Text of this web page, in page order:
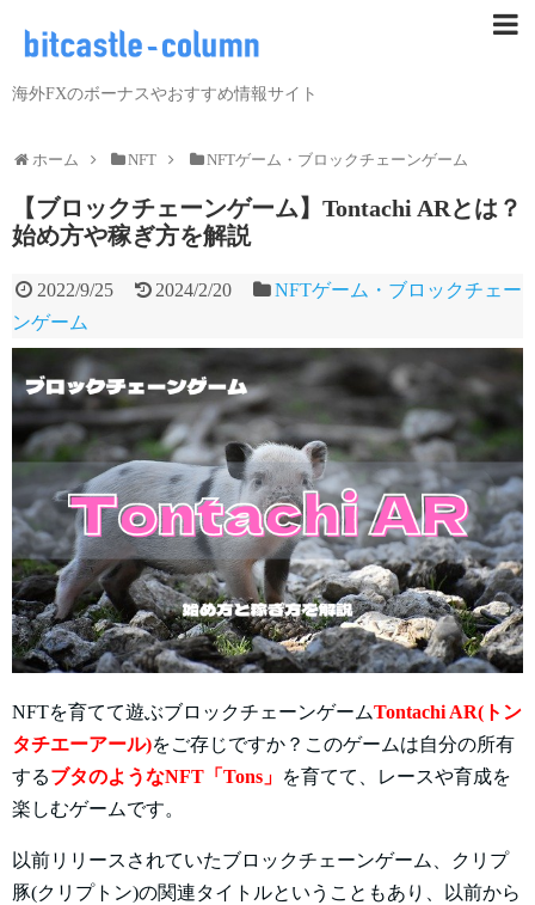
海外FXのボーナスやおすすめ情報サイト
ホーム NFT NFTゲーム・ブロックチェーンゲーム
【ブロックチェーンゲーム】Tontachi ARとは？
始め方や稼ぎ方を解説
2022/9/25 2024/2/20
NFTゲーム・ブロックチェー
ンゲーム
NFTを育てて遊ぶブロックチェーンゲームTontachi AR(トン
タチエーアール)をご存じですか？このゲームは自分の所有
するブタのようなNFT「Tons」 を育てて、レースや育成を
楽しむゲームです。
以前リリースされていたブロックチェーンゲーム、クリプ
豚(クリプトン)の関連タイトルということもあり、以前から